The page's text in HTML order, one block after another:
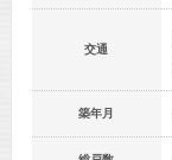
交通
築年月